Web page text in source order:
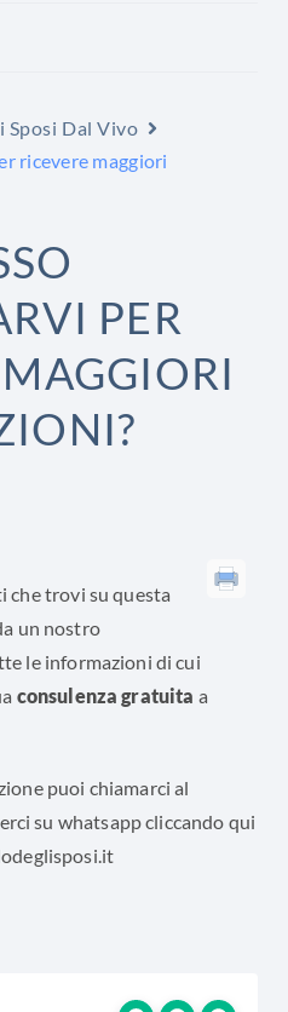
Sposi Dal Vivo
ricevere maggiori
PER
MAGGIORI
che trovi suquesta
un nostro
le informazioni di cui
consulenza gratuita a
puoi chiamarci al
su whatsappcliccando qui